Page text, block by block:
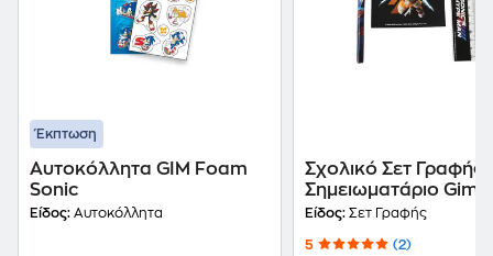
Έκπτωση
Αυτοκόλλητα GIM Foam
Sonic
Είδος: Αυτοκόλλητα
Σχολικό Σετ Γραφής
Σημειωματάριο Gim
the Hedgehog 3
Είδος: Σετ Γραφής
5 (2)